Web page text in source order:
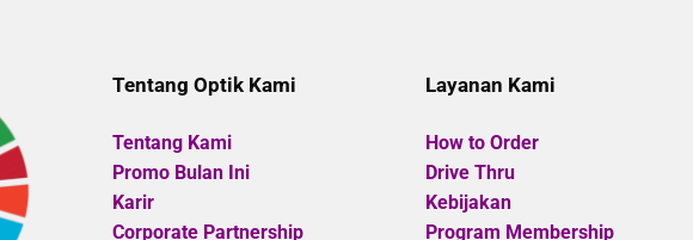
Tentang Optik Kami
Tentang Kami
Promo Bulan Ini
Karir
Corporate Partnership
Layanan Kami
How to Order
Drive Thru
Kebijakan
Program Membership